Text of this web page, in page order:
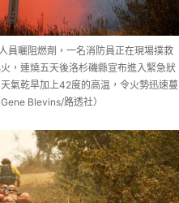
員曬阻燃劑，一名消防員正在現場撲救
，連燒五天後洛杉磯縣宣布進入緊急狀
氣乾旱加上42度的高温，令火勢迅速蔓
Blevins/路透社）